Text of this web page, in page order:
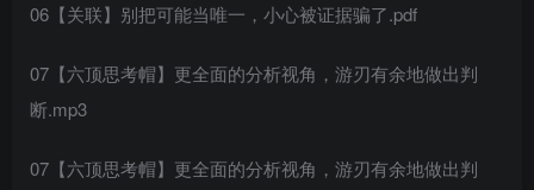
06【关联】别把可能当唯一，小心被证据骗了.pdf
07【六顶思考帽】更全面的分析视角，游刃有余地做出判
断.mp3
07【六顶思考帽】更全面的分析视角，游刃有余地做出判